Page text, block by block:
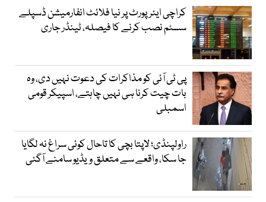
کراچی ایئرپورٹ پر نیا فلائٹ انفارمیشن ڈسپلے
سسٹم نصب کرنے کا فیصلہ، ٹینڈر جاری
پی ٹی آئی کو مذاکرات کی دعوت نہیں دی، وہ
بات چیت کرنا ہی نہیں چاہتے، اسپیکر قومی
اسمبلی
راولپنڈی؛ لاپتا بچی کا تاحال کوئی سراغ نہ لگایا
جا سکا، واقعے سے متعلق ویڈیو سامنے آگئی